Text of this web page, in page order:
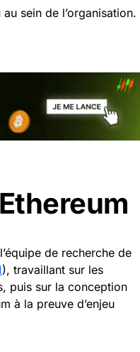
sein de l’organisation.
de recherche de
), travaillant sur les
puis sur la conception
à la preuve d’enjeu